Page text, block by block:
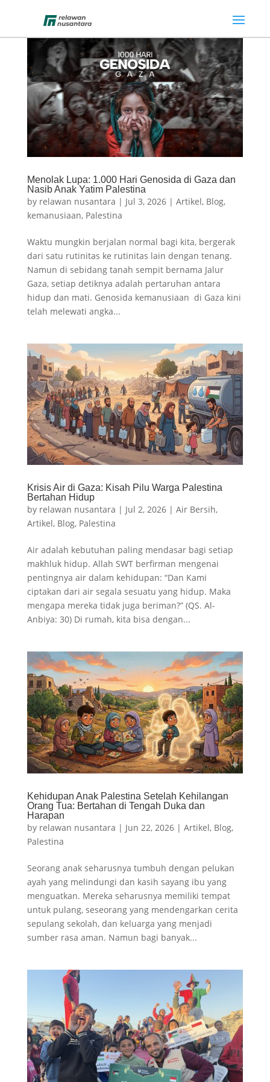
Menolak Lupa: 1.000 Hari Genosida di Gaza dan
Nasib Anak Yatim Palestina
by relawan nusantara | Jul 3, 2026| Artikel, Blog,
kemanusiaan, Palestina
Waktu mungkin berjalan normal bagi kita, bergerak
dari satu rutinitas ke rutinitas lain dengan tenang.
Namun di sebidang tanah sempit bernama Jalur
Gaza, setiap detiknya adalah pertaruhan antara
hidup dan mati. Genosida kemanusiaan di Gaza kini
telah melewati angka...
Krisis Air di Gaza: Kisah Pilu Warga Palestina
Bertahan Hidup
by relawan nusantara | Jul 2, 2026| Air Bersih,
Artikel, Blog, Palestina
Air adalah kebutuhan paling mendasar bagi setiap
makhluk hidup. Allah SWT berfirman mengenai
pentingnya air dalam kehidupan: “Dan Kami
ciptakan dari air segala sesuatu yang hidup. Maka
mengapa mereka tidak juga beriman?” (QS. Al-
Anbiya: 30) Di rumah, kita bisa dengan...
Kehidupan Anak Palestina Setelah Kehilangan
Orang Tua: Bertahan di Tengah Duka dan
Harapan
by relawan nusantara | Jun 22, 2026| Artikel, Blog,
Palestina
Seorang anak seharusnya tumbuh dengan pelukan
ayah yang melindungi dan kasih sayang ibu yang
menguatkan. Mereka seharusnya memiliki tempat
untuk pulang, seseorang yang mendengarkan cerita
sepulang sekolah, dan keluarga yang menjadi
sumber rasa aman. Namun bagi banyak...